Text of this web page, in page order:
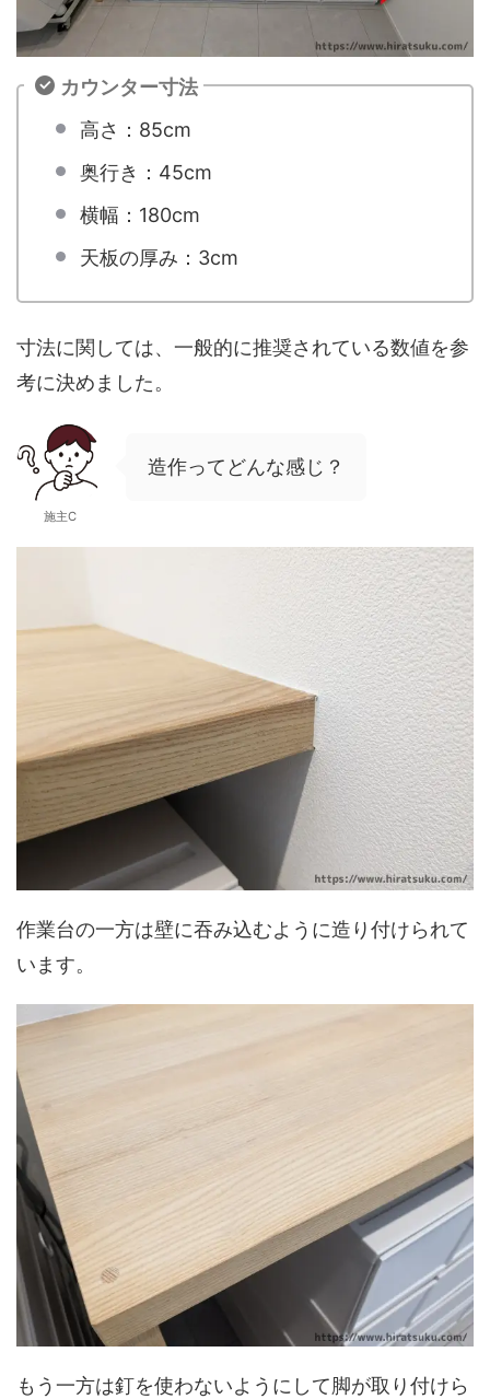
カウンター寸法
高さ：85cm
奥行き：45cm
横幅：180cm
天板の厚み：3cm
寸法に関しては、一般的に推奨されている数値を参
考に決めました。
施主C
造作ってどんな感じ？
作業台の一方は壁に吞み込むように造り付けられて
います。
もう一方は釘を使わないようにして脚が取り付けら